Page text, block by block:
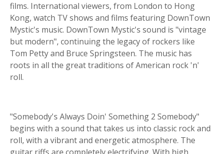
films. International viewers, from London to Hong
Kong, watch TV shows and films featuring DownTown
Mystic's music. DownTown Mystic's sound is "vintage
but modern", continuing the legacy of rockers like
Tom Petty and Bruce Springsteen. The music has
roots in all the great traditions of American rock 'n'
roll.
"Somebody's Always Doin' Something 2 Somebody"
begins with a sound that takes us into classic rock and
roll, with a vibrant and energetic atmosphere. The